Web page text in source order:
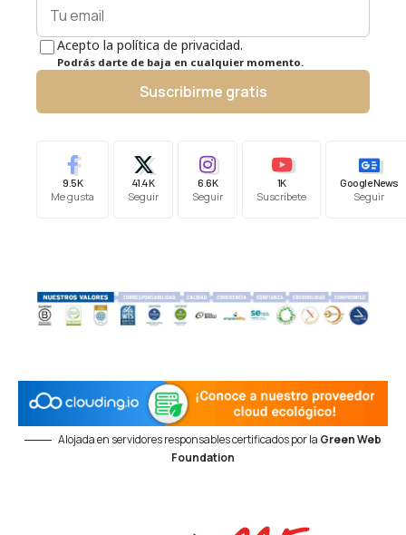
Acepto la política de privacidad.
Podrás darte de baja en cualquier momento.
Suscribirme gratis
9.5K
Me gusta
41.4K
Seguir
6.6K
Seguir
1K
Suscríbete
Google News
Seguir
Alojada en servidores responsables certificados por la Green Web
Foundation